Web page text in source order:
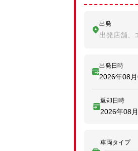
出発
出発店舗、
出発日時
2026年08
返却日時
2026年08
車両タイプ